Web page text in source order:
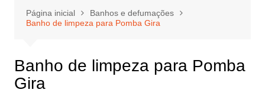
Página inicial
Banhos e defumações
Banho de limpeza para Pomba Gira
Banho de limpeza para Pomba
Gira